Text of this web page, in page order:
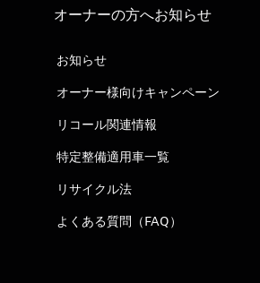
オーナーの方へお知らせ
お知らせ
オーナー様向けキャンペーン
リコール関連情報
特定整備適用車一覧
リサイクル法
よくある質問（FAQ）